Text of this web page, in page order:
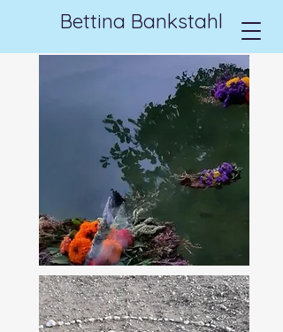
Bettina Bankstahl